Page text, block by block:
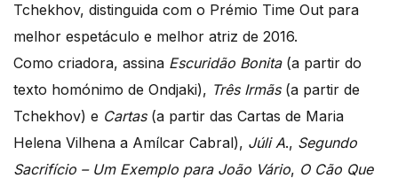
Tchekhov, distinguida com o Prémio Time Out para
melhor espetáculo e melhor atriz de 2016.
Como criadora, assina Escuridão Bonita(a partir do
texto homónimo de Ondjaki), Três Irmãs(a partir de
Tchekhov) e Cartas(a partir das Cartas de Maria
Helena Vilhena a Amílcar Cabral), Júli A., Segundo
Sacrifício – Um Exemplo para João Vário, O Cão Que